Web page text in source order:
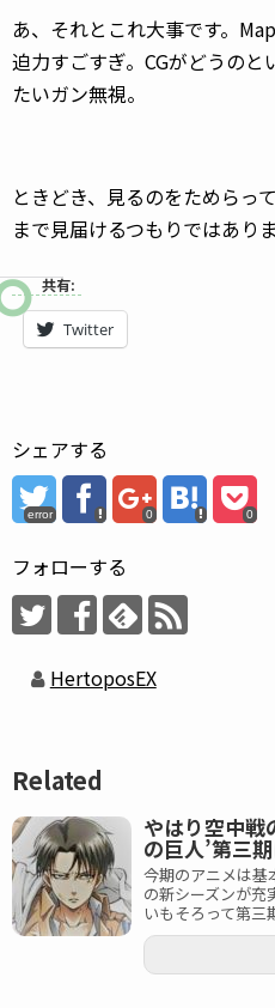
あ、それとこれ大事です。
迫力すごすぎ。CGがどうの
たいガン無視。
ときどき、見るのをためらっ
まで見届けるつもりではありま
共有:
Twitter
シェアする
error 0 0
フォローする
HertoposEX
Related
やはり空中
の巨人’第三
今期のアニメは基
の新シーズンが充
いもそろって第三